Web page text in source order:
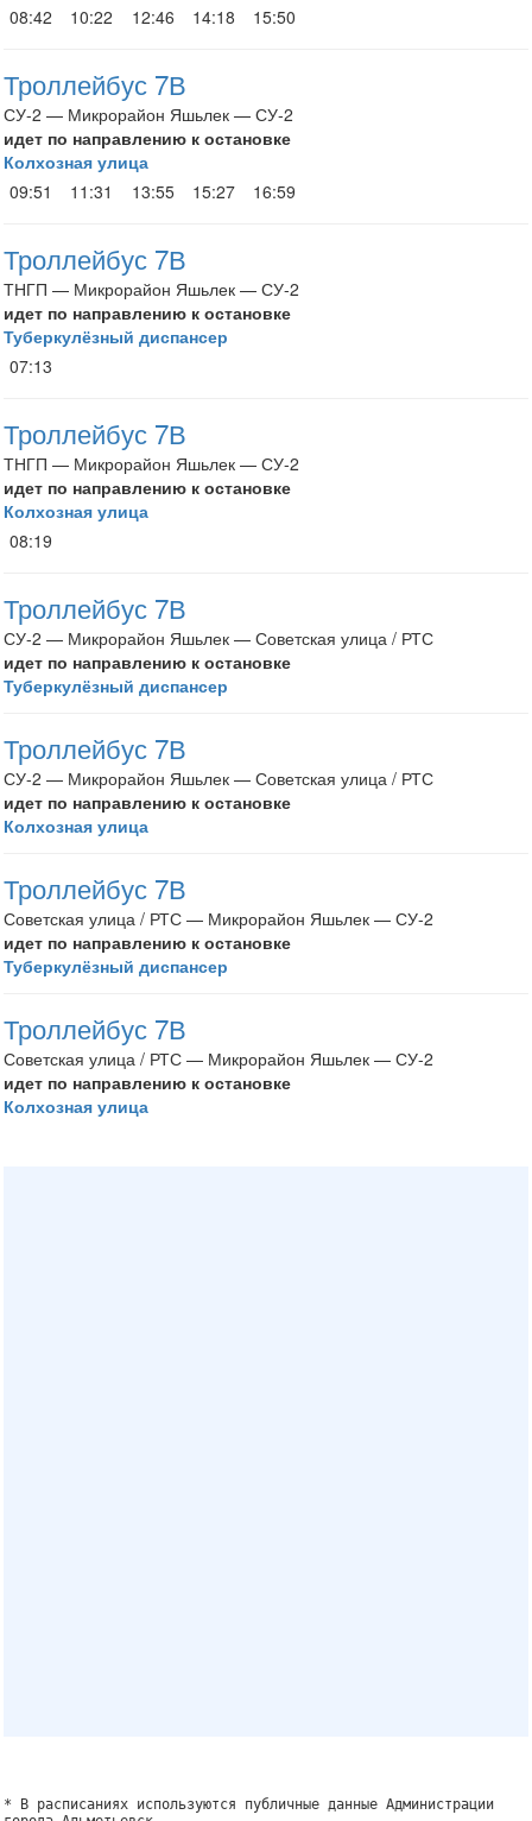
08:42
10:22 12:46 14:18 15:50
Троллейбус 7В
СУ-2 — Микрорайон Яшьлек — СУ-2
идет по направлению к остановке
Колхозная улица
09:51
11:31 13:55 15:27 16:59
Троллейбус 7В
ТНГП — Микрорайон Яшьлек — СУ-2
идет по направлению к остановке
Туберкулёзный диспансер
07:13
Троллейбус 7В
ТНГП — Микрорайон Яшьлек — СУ-2
идет по направлению к остановке
Колхозная улица
08:19
Троллейбус 7В
СУ-2 — Микрорайон Яшьлек — Советская улица / РТС
идет по направлению к остановке
Туберкулёзный диспансер
Троллейбус 7В
СУ-2 — Микрорайон Яшьлек — Советская улица / РТС
идет по направлению к остановке
Колхозная улица
Троллейбус 7В
Советская улица / РТС — Микрорайон Яшьлек — СУ-2
идет по направлению к остановке
Туберкулёзный диспансер
Троллейбус 7В
Советская улица / РТС — Микрорайон Яшьлек — СУ-2
идет по направлению к остановке
Колхозная улица
* В расписаниях используются публичные данные Администрации